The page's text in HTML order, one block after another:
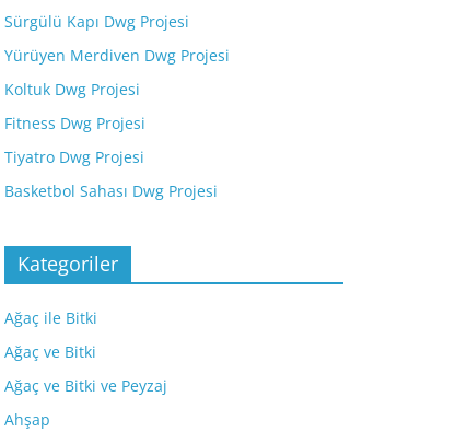
Sürgülü Kapı Dwg Projesi
Yürüyen Merdiven Dwg Projesi
Koltuk Dwg Projesi
Fitness Dwg Projesi
Tiyatro Dwg Projesi
Basketbol Sahası Dwg Projesi
Kategoriler
Ağaç ile Bitki
Ağaç ve Bitki
Ağaç ve Bitki ve Peyzaj
Ahşap